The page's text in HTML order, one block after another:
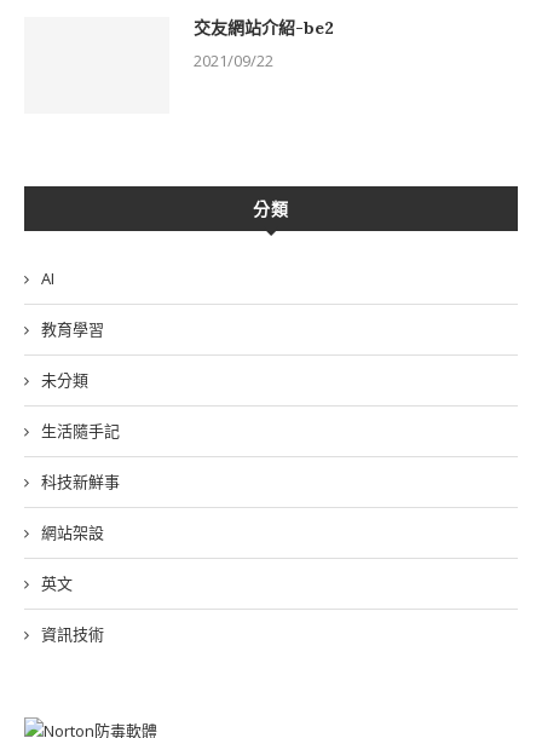
交友網站介紹-be2
2021/09/22
分類
AI
教育學習
未分類
生活隨手記
科技新鮮事
網站架設
英文
資訊技術